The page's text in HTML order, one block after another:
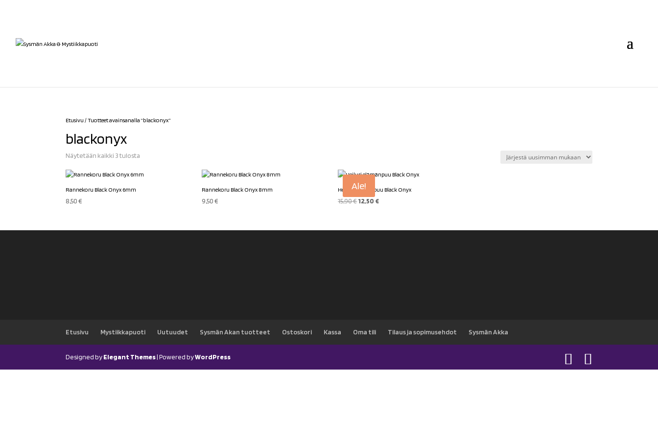
Etusivu / Tuotteet avainsanalla “blackonyx”
blackonyx
Näytetään kaikki 3 tulosta
latest
Rannekoru Black Onyx 6mm
8,50€
Rannekoru Black Onyx 8mm
9,50€
Ale!
Heiluri elämänpuu Black Onyx
15,90€Alkuperäinen
12,50 €Nykyinen
Etusivu Mystiikkapuoti Uutuudet Sysmän Akan tuotteet Ostoskori Kassa Oma tili Tilaus ja sopimusehdot Sysmän Akka
Designed byElegant Themes| Powered byWordPress